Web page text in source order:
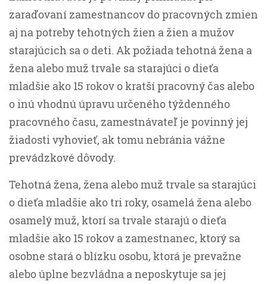
zaraďovaní zamestnancov do pracovných zmien
aj na potreby tehotných žien a žien a mužov
starajúcich sa o deti. Ak požiada tehotná žena a
žena alebo muž trvale sa starajúci o dieťa
mladšie ako 15 rokov o kratší pracovný čas alebo
o inú vhodnú úpravu určeného týždenného
pracovného času, zamestnávateľ je povinný jej
žiadosti vyhovieť, ak tomu nebránia vážne
prevádzkové dôvody.
Tehotná žena, žena alebo muž trvale sa starajúci
o dieťa mladšie ako tri roky, osamelá žena alebo
osamelý muž, ktorí sa trvale starajú o dieťa
mladšie ako 15 rokov a zamestnanec, ktorý sa
osobne stará o blízku osobu, ktorá je prevažne
alebo úplne bezvládna a neposkytuje sa jej